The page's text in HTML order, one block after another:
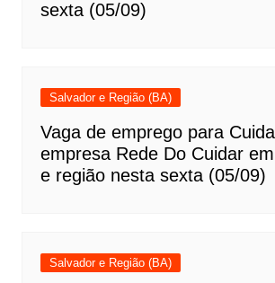
sexta (05/09)
Salvador e Região (BA)
Vaga de emprego para
empresa Rede Do Cuidar
e região nesta sexta (05/09)
Salvador e Região (BA)